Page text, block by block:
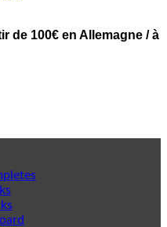
de 100€ en Allemagne / à